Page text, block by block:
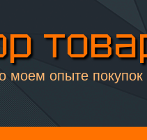
моем опыте